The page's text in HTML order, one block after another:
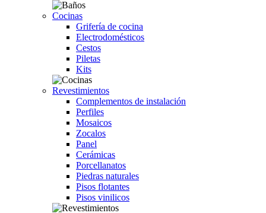
Cocinas
Grifería de cocina
Electrodomésticos
Cestos
Piletas
Kits
Revestimientos
Complementos de instalación
Perfiles
Mosaicos
Zocalos
Panel
Cerámicas
Porcellanatos
Piedras naturales
Pisos flotantes
Pisos vinilicos